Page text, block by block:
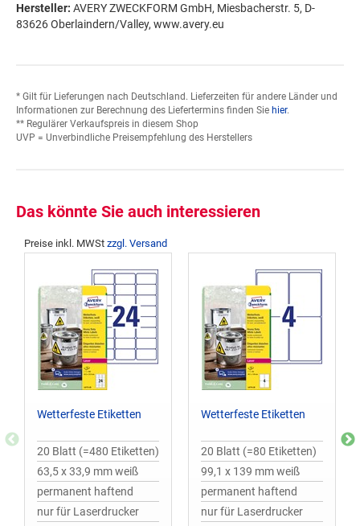
Hersteller: AVERY ZWECKFORM GmbH, Miesbacherstr. 5, D-
83626 Oberlaindern/Valley, www.avery.eu
* Gilt für Lieferungen nach Deutschland. Lieferzeiten für andere Länder und
Informationen zur Berechnung des Liefertermins finden Sie hier.
** Regulärer Verkaufspreis in diesem Shop
UVP = Unverbindliche Preisempfehlung des Herstellers
Das könnte Sie auch interessieren
Preise inkl. MWSt zzgl. Versand
Wetterfeste Etiketten
20 Blatt (=480 Etiketten)
63,5 x 33,9 mm weiß
permanent haftend
nur für Laserdrucker
Wetterfeste Etiketten
20 Blatt (=80 Etiketten)
99,1 x 139 mm weiß
permanent haftend
nur für Laserdrucker